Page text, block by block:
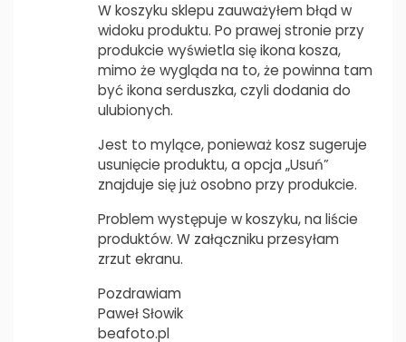
W koszyku sklepu zauważyłem błąd w
widoku produktu. Po prawej stronie przy
produkcie wyświetla się ikona kosza,
mimo że wygląda na to, że powinna tam
być ikona serduszka, czyli dodania do
ulubionych.
Jest to mylące, ponieważ kosz sugeruje
usunięcie produktu, a opcja „Usuń”
znajduje się już osobno przy produkcie.
Problem występuje w koszyku, na liście
produktów. W załączniku przesyłam
zrzut ekranu.
Pozdrawiam
Paweł Słowik
beafoto.pl